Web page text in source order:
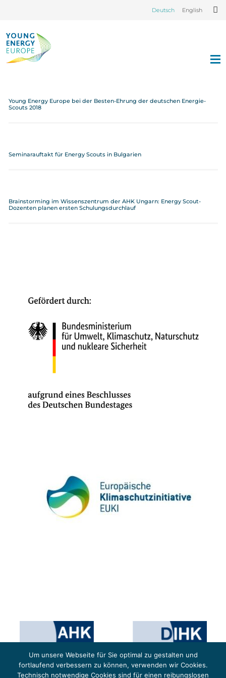
Deutsch English
Young Energy Europe bei der Besten-Ehrung der deutschen Energie-
Scouts 2018
Seminarauftakt für Energy Scouts in Bulgarien
Brainstorming im Wissenszentrum der AHK Ungarn: Energy Scout-
Dozenten planen ersten Schulungsdurchlauf
Um unsere Webseite für Sie optimal zu gestalten und
fortlaufend verbessern zu können, verwenden wir Cookies.
Technisch notwendige Cookies sind für einen reibungslosen